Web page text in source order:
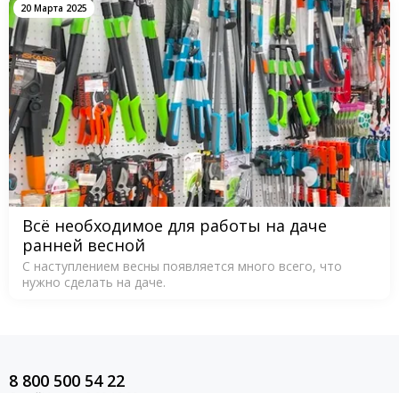
20 Марта 2025
Всё необходимое для работы на даче
ранней весной
С наступлением весны появляется много всего, что
нужно сделать на даче.
8 800 500 54 22